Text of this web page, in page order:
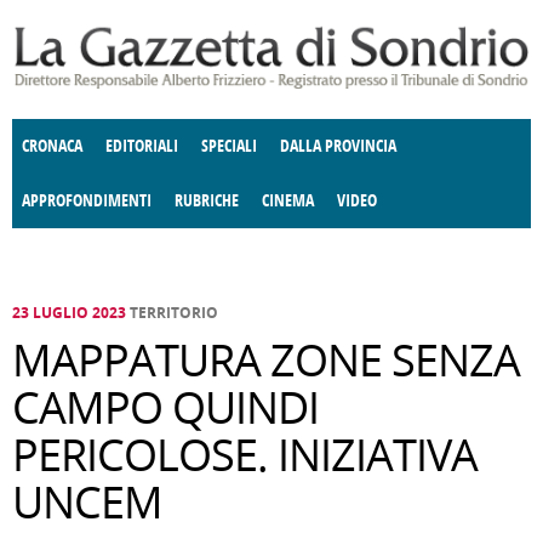
CRONACA EDITORIALI SPECIALI DALLA PROVINCIA
APPROFONDIMENTI
E SPETTACOLI POLITICA
RUBRICHE
DELLE IDEE FATTI DELLO SPIRITO
CINEMA VIDEO
23 LUGLIO 2023TERRITORIO
MAPPATURA ZONE SENZA
CAMPO QUINDI
PERICOLOSE. INIZIATIVA
UNCEM